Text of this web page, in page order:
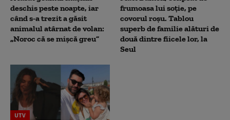
deschis peste noapte, iar
când s-a trezit a găsit
animalul atârnat de volan:
„Noroc că se mișcă greu”
frumoasa lui soție, pe
covorul roșu. Tablou
superb de familie alături de
două dintre fiicele lor, la
Seul
UTV